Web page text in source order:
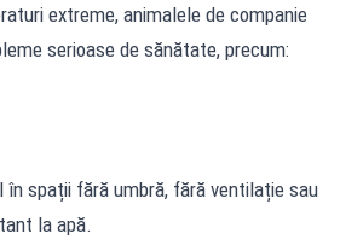
extreme, animalele de companie
serioase de sănătate, precum:
în spații fără umbră, fără ventilație sau
la apă.